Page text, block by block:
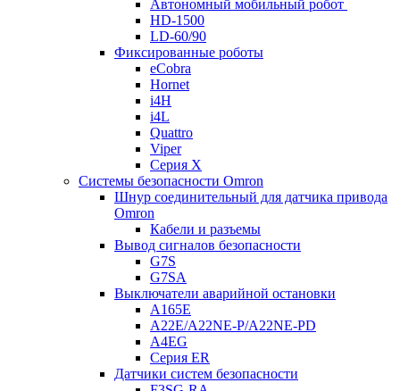
Автономный мобильный робот
HD-1500
LD-60/90
Фиксированные роботы
eCobra
Hornet
i4H
i4L
Quattro
Viper
Серия X
Системы безопасности Omron
Шнур соединительный для датчика привода
Omron
Кабели и разъемы
Вывод сигналов безопасности
G7S
G7SA
Выключатели аварийной остановки
A165E
A22E/A22NE-P/A22NE-PD
A4EG
Серия ER
Датчики систем безопасности